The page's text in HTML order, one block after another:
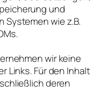
und
Systemen wie z.B.
wir keine
Links. Für den Inhalt
deren